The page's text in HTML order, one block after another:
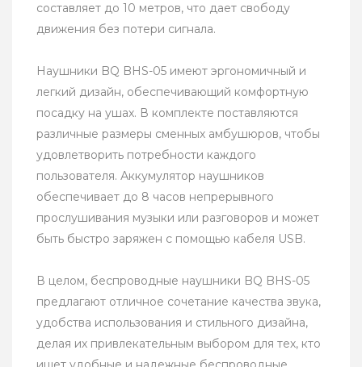
составляет до 10 метров, что дает свободу
движения без потери сигнала.
Наушники BQ BHS-05 имеют эргономичный и
легкий дизайн, обеспечивающий комфортную
посадку на ушах. В комплекте поставляются
различные размеры сменных амбушюров, чтобы
удовлетворить потребности каждого
пользователя. Аккумулятор наушников
обеспечивает до 8 часов непрерывного
прослушивания музыки или разговоров и может
быть быстро заряжен с помощью кабеля USB.
В целом, беспроводные наушники BQ BHS-05
предлагают отличное сочетание качества звука,
удобства использования и стильного дизайна,
делая их привлекательным выбором для тех, кто